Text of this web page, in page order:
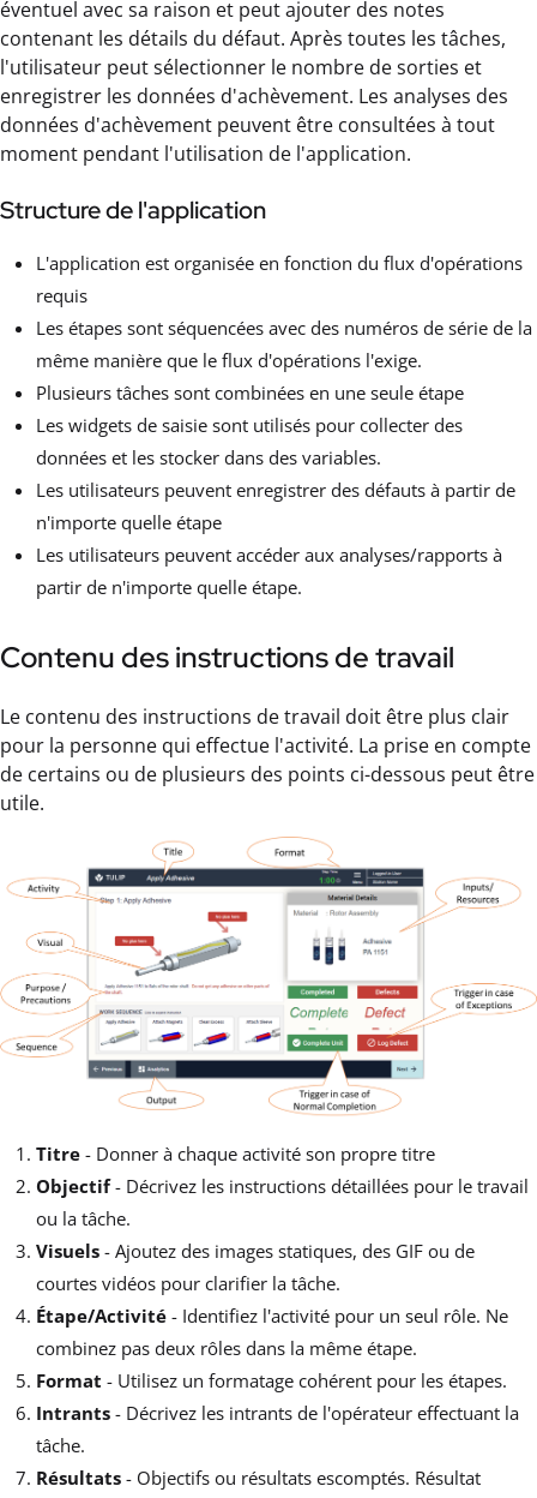
éventuel avec sa raison et peut ajouter des notes
contenant les détails du défaut. Après toutes les tâches,
l'utilisateur peut sélectionner le nombre de sorties et
enregistrer les données d'achèvement. Les analyses des
données d'achèvement peuvent être consultées à tout
moment pendant l'utilisation de l'application.
Structure de l'application
L'application est organisée en fonction du flux d'opérations
requis
Les étapes sont séquencées avec des numéros de série de la
même manière que le flux d'opérations l'exige.
Plusieurs tâches sont combinées en une seule étape
Les widgets de saisie sont utilisés pour collecter des
données et les stocker dans des variables.
Les utilisateurs peuvent enregistrer des défauts à partir de
n'importe quelle étape
Les utilisateurs peuvent accéder aux analyses/rapports à
partir de n'importe quelle étape.
Contenu des instructions de travail
Le contenu des instructions de travail doit être plus clair
pour la personne qui effectue l'activité. La prise en compte
de certains ou de plusieurs des points ci-dessous peut être
utile.
Titre - Donner à chaque activité son propre titre
Objectif- Décrivez les instructions détaillées pour le travail
ou la tâche.
Visuels - Ajoutez des images statiques, des GIF ou de
courtes vidéos pour clarifier la tâche.
Étape/Activité - Identifiez l'activité pour un seul rôle. Ne
combinez pas deux rôles dans la même étape.
Format - Utilisez un formatage cohérent pour les étapes.
Intrants - Décrivez les intrants de l'opérateur effectuant la
tâche.
Résultats - Objectifs ou résultats escomptés. Résultat